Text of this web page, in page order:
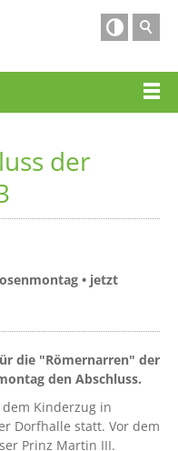

der
• jetzt
die "Römernarren" der
den Abschluss.
Kinderzug in
Dorfhalle statt. Vor dem
Prinz Martin III.